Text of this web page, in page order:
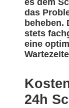
es dem
das
beheben.
stets
eine
24h